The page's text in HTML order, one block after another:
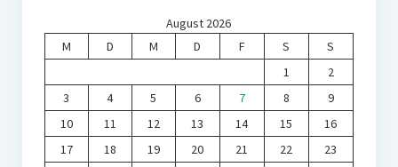
August 2026
M
D M D F S
S
1
2
3
4 5 6 7 8
9
10
11 12 13 14 15
16
17
18 19 20 21 22 23